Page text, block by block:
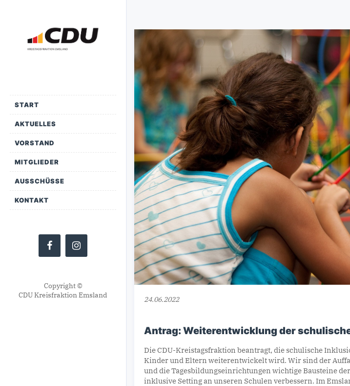
START
AKTUELLES
VORSTAND
MITGLIEDER
AUSSCHÜSSE
KONTAKT
Copyright ©
CDU Kreisfraktion Emsland
24.06.2022
Antrag: Weiterentwicklung der
Die CDU-Kreistagsfraktion beantragt, die schulische
Kinder und Eltern weiterentwickelt wird. Wir sind der
und die Tagesbildungseinrichtungen wichtige Bausteine
inklusive Setting an unseren Schulen verbessern. Im